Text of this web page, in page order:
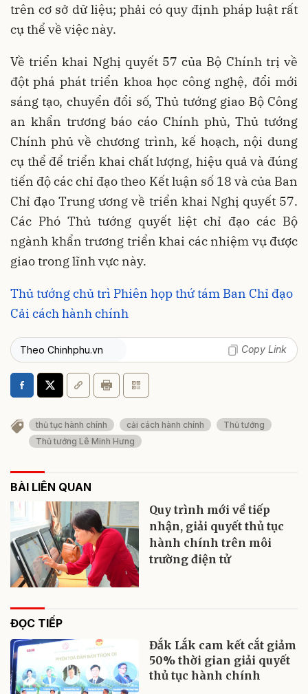
trên cơ sở dữ liệu; phải có quy định pháp luật rất
cụ thể về việc này.
Về triển khai Nghị quyết 57 của Bộ Chính trị về
đột phá phát triển khoa học công nghệ, đổi mới
sáng tạo, chuyển đổi số, Thủ tướng giao Bộ Công
an khẩn trương báo cáo Chính phủ, Thủ tướng
Chính phủ về chương trình, kế hoạch, nội dung
cụ thể để triển khai chất lượng, hiệu quả và đúng
tiến độ các chỉ đạo theo Kết luận số 18 và của Ban
Chỉ đạo Trung ương về triển khai Nghị quyết 57.
Các Phó Thủ tướng quyết liệt chỉ đạo các Bộ
ngành khẩn trương triển khai các nhiệm vụ được
giao trong lĩnh vực này.
Thủ tướng chủ trì Phiên họp thứ tám Ban Chỉ đạo
Cải cách hành chính
Theo Chinhphu.vn Copy Link
thủ tục hành chính cải cách hành chính
Thủ tướng
Thủ tướng Lê Minh Hưng
BÀI LIÊN QUAN
Quy trình mới về tiếp
nhận, giải quyết thủ tục
hành chính trên môi
trường điện tử
ĐỌC TIẾP
Đắk Lắk cam kết cắt giảm
50% thời gian giải quyết
thủ tục hành chính